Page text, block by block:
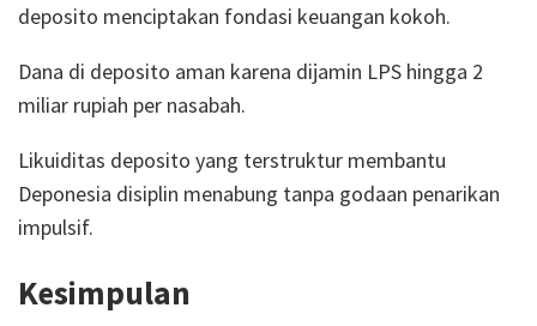
deposito menciptakan fondasi keuangan kokoh.
Dana di deposito aman karena dijamin LPS hingga 2
miliar rupiah per nasabah.
Likuiditas deposito yang terstruktur membantu
Deponesia disiplin menabung tanpa godaan penarikan
impulsif.
Kesimpulan